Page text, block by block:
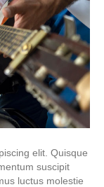
elit. Quisque
suscipit
luctus molestie